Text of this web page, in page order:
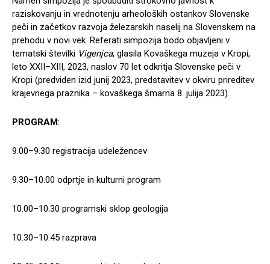
raziskovanju in vrednotenju arheoloških ostankov Slovenske
peči in začetkov razvoja železarskih naselij na Slovenskem na
prehodu v novi vek. Referati simpozija bodo objavljeni v
tematski številki Vigenjca, glasila Kovaškega muzeja v Kropi,
leto XXII–XIII, 2023, naslov 70 let odkritja Slovenske peči v
Kropi (predviden izid junij 2023, predstavitev v okviru prireditev
krajevnega praznika – kovaškega šmarna 8. julija 2023).
PROGRAM:
9.00–9.30 registracija udeležencev
9.30–10.00 odprtje in kulturni program
10.00–10.30 programski sklop geologija
10.30–10.45 razprava